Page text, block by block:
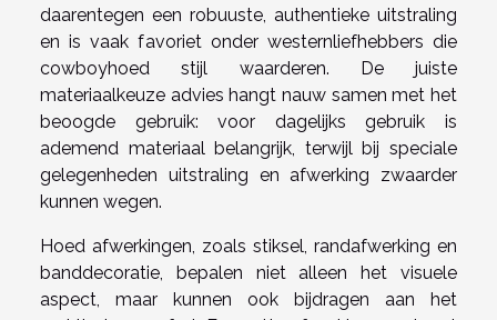
daarentegen een robuuste, authentieke uitstraling
en is vaak favoriet onder westernliefhebbers die
cowboyhoed stijl waarderen. De juiste
materiaalkeuze advies hangt nauw samen met het
beoogde gebruik: voor dagelijks gebruik is
ademend materiaal belangrijk, terwijl bij speciale
gelegenheden uitstraling en afwerking zwaarder
kunnen wegen.
Hoed afwerkingen, zoals stiksel, randafwerking en
banddecoratie, bepalen niet alleen het visuele
aspect, maar kunnen ook bijdragen aan het